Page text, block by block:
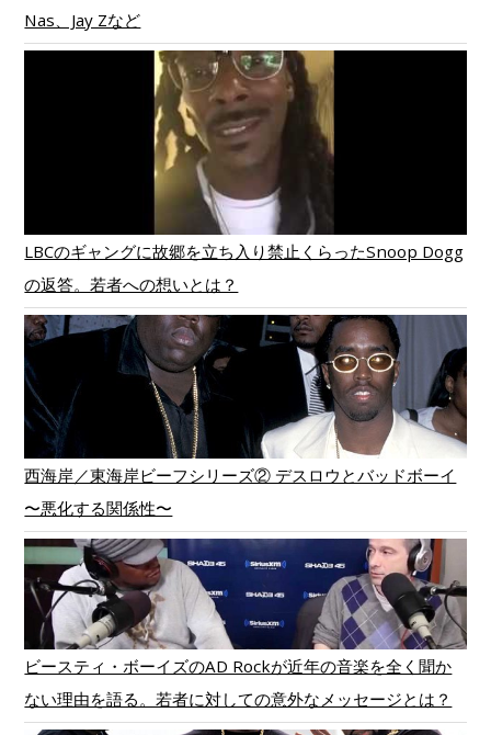
Nas、Jay Zなど
LBCのギャングに故郷を立ち入り禁止くらったSnoop Dogg
の返答。若者への想いとは？
西海岸／東海岸ビーフシリーズ② デスロウとバッドボーイ
〜悪化する関係性〜
ビースティ・ボーイズのAD Rockが近年の音楽を全く聞か
ない理由を語る。若者に対しての意外なメッセージとは？